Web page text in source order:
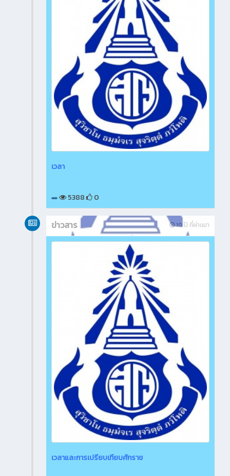
เวลา
5388 0
10 ปี ที่ผ่านมา
ข่าวสาร
เวลาและการเปรียบเทียบศักราช